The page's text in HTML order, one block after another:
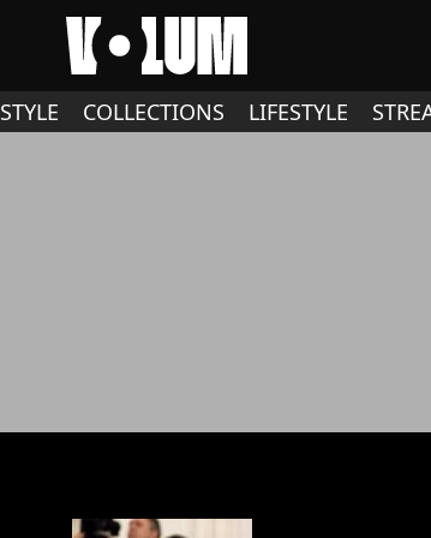
STYLE COLLECTIONS LIFESTYLE